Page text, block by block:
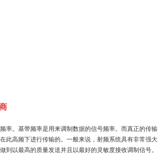
率。基带频率是用来调制数据的信号频率。而真正的传输
此高频下进行传输的。一般来说，射频系统具有非常强大
以最高的质量发送并且以最好的灵敏度接收调制信号。